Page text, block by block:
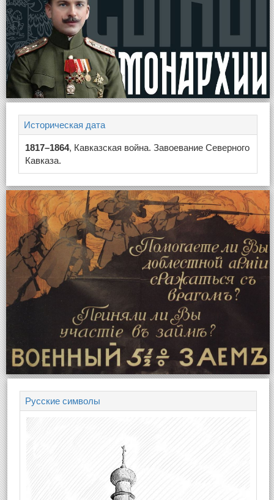
Историческая дата
1817–1864, Кавказская война. Завоевание Северного
Кавказа.
Русские символы